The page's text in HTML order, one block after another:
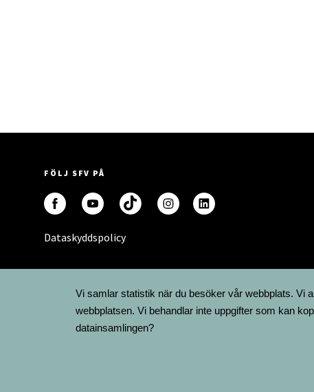
FÖLJ SFV PÅ
Dataskyddspolicy
Vi samlar statistik när du besöker vår webbplats. Vi
webbplatsen. Vi behandlar inte uppgifter som kan
datainsamlingen?